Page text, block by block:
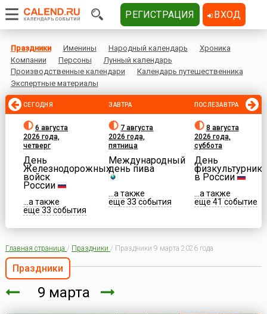
Праздники Именины Народный календарь
Хроника
Компании
Персоны
Лунный календарь
Производственные календари
Календарь путешественника
Экспертные материалы
СЕГОДНЯ
6 августа
2026 года,
четверг
День
Железнодорожных
войск
России
...а также
еще 33 события
ЗАВТРА
7 августа
2026 года,
пятница
Международный
день пива
...а также
еще 33 события
ПОСЛЕЗАВТРА
8 августа
2026 года,
суббота
День
физкультурника
в России
...а также
еще 41 событие
Главная страница / Праздники / Праздники 9 марта 2026 года
Праздники
9 марта
РЕГИСТРАЦИЯ ВХОД